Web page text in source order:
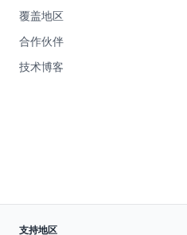
覆盖地区
合作伙伴
技术博客
支持地区